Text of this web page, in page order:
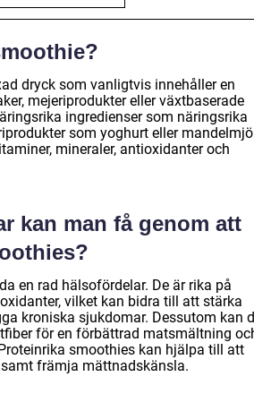
dryck som vanligtvis innehåller en
mejeriprodukter eller växtbaserade
ingredienser som näringsrika
som yoghurt eller
mineraler, antioxidanter och
kan man få genom att
en rad hälsofördelar. De är rika på
vilket kan bidra till att stärka
kroniska sjukdomar. Dessutom kan
för en förbättrad matsmältning
smoothies kan hjälpa till att
främja mättnadskänsla.